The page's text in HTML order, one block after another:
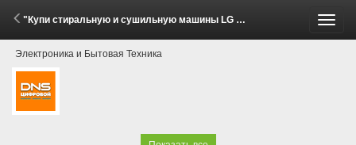
"Купи стиральную и сушильную машины LG — получи скидку 10%!" (30 Мая - 8 Июня 2026)
Электроника и Бытовая Техника